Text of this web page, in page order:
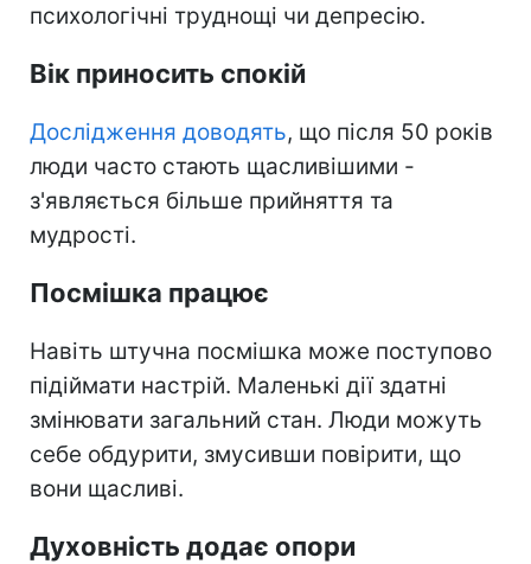
психологічні труднощі чи депресію.
Вік приносить спокій
Дослідження доводять, що після 50 років
люди часто стають щасливішими -
з'являється більше прийняття та
мудрості.
Посмішка працює
Навіть штучна посмішка може поступово
підіймати настрій. Маленькі дії здатні
змінювати загальний стан. Люди можуть
себе обдурити, змусивши повірити, що
вони щасливі.
Духовність додає опори